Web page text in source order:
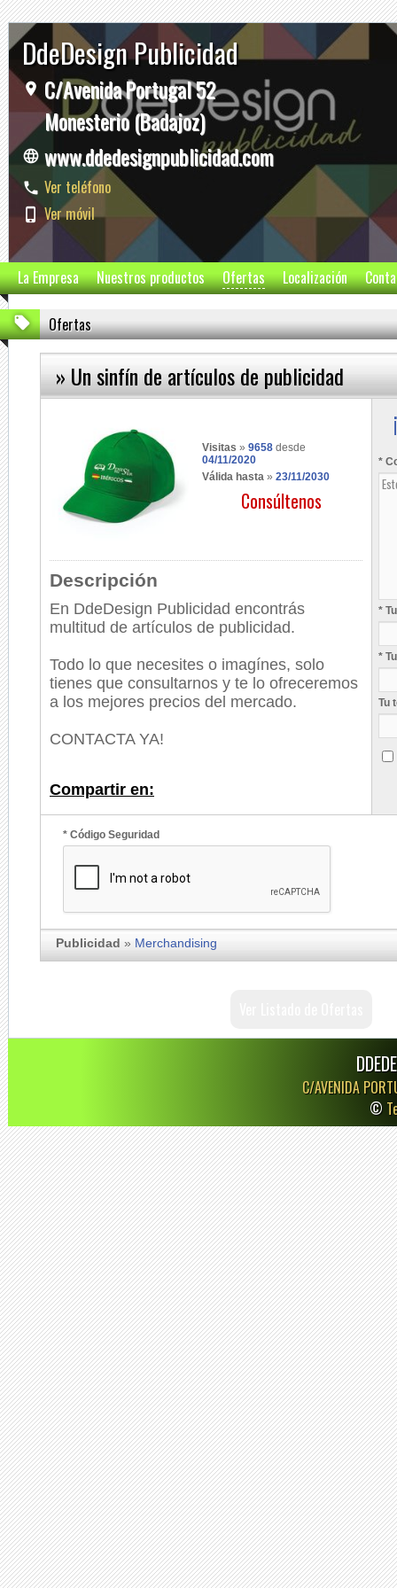
DdeDesign Publicidad
C/Avenida Portugal 52
Monesterio (Badajoz)
www.ddedesignpublicidad.com
Ver teléfono
Ver móvil
La Empresa Nuestros productos Ofertas Localización
Ofertas
» Un sinfín de artículos de publicidad
Visitas » 9658 desde
04/11/2020
Válida hasta » 23/11/2030
Consúltenos
Descripción
En DdeDesign Publicidad encontrás
multitud de artículos de publicidad.
Todo lo que necesites o imagínes, solo
tienes que consultarnos y te lo ofreceremos
a los mejores precios del mercado.
CONTACTA YA!
Compartir en:
*
*
*
Tu
* Código Seguridad
Publicidad » Merchandising
C/AVENIDA
©